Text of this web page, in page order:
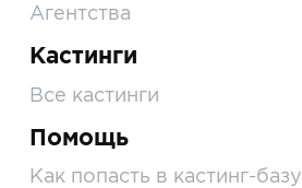
Агентства
Кастинги
Все кастинги
Помощь
Как попасть в кастинг-базу